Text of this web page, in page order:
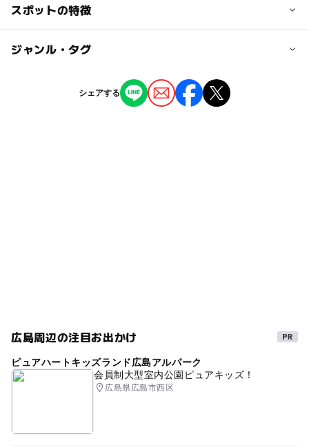
大人の料金
グリーン・シーズン料金（期間：4月1日～10月10日）
交通アクセス
駐車可能台数
スポットの特徴
駐車場あり ー
ー 託児所
ジャンル・タグ
シェアする
広島周辺の注目お出かけ
ピュアハートキッズランド広島アルパーク
会員制大型室内公園ピュアキッズ！
広島県広島市西区